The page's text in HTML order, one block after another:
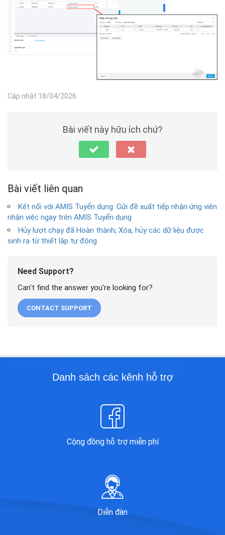
Cập nhật 18/04/2026
Bài viết này hữu ích chứ?
Bài viết liên quan
Kết nối với AMIS Tuyển dụng: Gửi đề xuất tiếp nhận ứng viên
nhận việc ngay trên AMIS Tuyển dụng
Hủy lượt chạy đã Hoàn thành; Xóa, hủy các dữ liệu được
sinh ra từ thiết lập tự động
Need Support?
Can't find the answer you're looking for?
CONTACT SUPPORT
Danh sách các kênh hỗ trợ
Cộng đồng hỗ trợ miễn phí
Diễn đàn